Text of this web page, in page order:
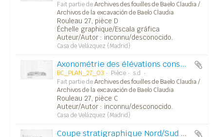
Fait partie deArchives des fouilles de Baelo Claudia /
Archivos de la excavación de Baelo Claudia
Rouleau 27, pièce D
Échelle graphique/Escala gráfica
Auteur/Autor : inconnu/desconocido.
Casa de Velázquez (Madrid)
Axonométrie des élévations conservées des trois temples (fig. 25.1).
BC_PLAN_27_03 Pièce
s.d.
Fait partie deArchives des fouilles de Baelo Claudia /
Archivos de la excavación de Baelo Claudia
Rouleau 27, pièce C
Auteur/Autor : inconnu/desconocido.
Casa de Velázquez (Madrid)
Coupe stratigraphique Nord/Sud de l'esplanade des temples (Temple C). S 17 et S 10.